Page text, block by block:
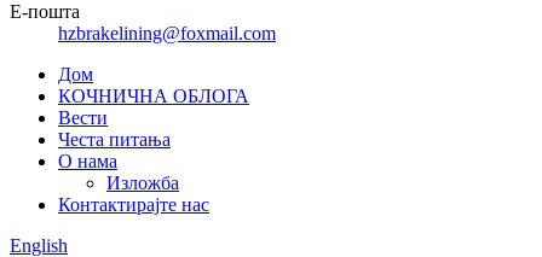
Е-пошта
hzbrakelining@foxmail.com
Дом
КОЧНИЧНА ОБЛОГА
Вести
Честа питања
О нама
Изложба
Контактирајте нас
English